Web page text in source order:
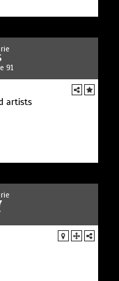
91
artists